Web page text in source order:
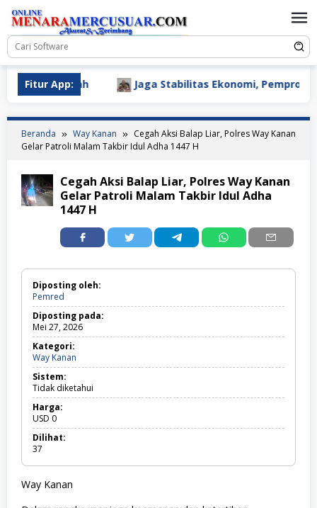
Loncat
konten
Fitur App:
Daerah Jaga Stabilitas Ekonomi, Pemprov
Beranda Way Kanan
Cegah Aksi Balap Liar, Polres Way Kanan
Gelar Patroli Malam Takbir Idul Adha 1447 H
Cegah Aksi Balap Liar, Polres Way Kanan
Gelar Patroli Malam Takbir Idul Adha
1447 H
Diposting oleh:
Pemred
Diposting pada:
Mei 27, 2026
Kategori:
Way Kanan
a
K
a
Sistem:
Tidak diketahui
Harga:
USD 0
Dilihat:
37
Way Kanan